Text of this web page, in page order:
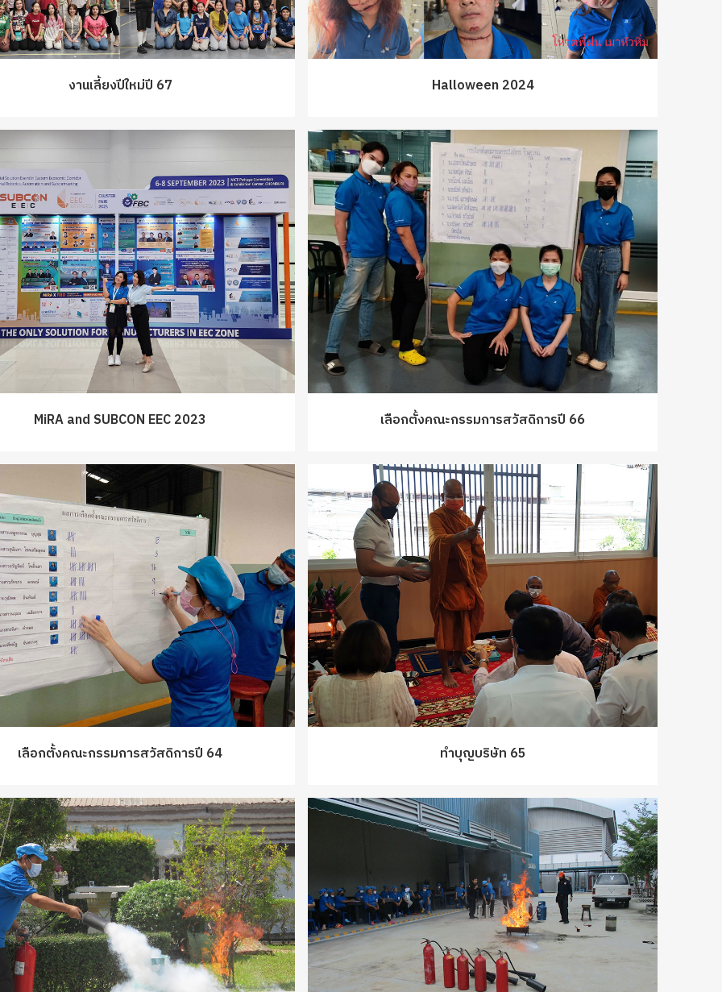
งานเลี้ยงปีใหม่ปี 67 Halloween 2024
MiRA and SUBCON EEC 2023 เลือกตั้งคณะกรรมการสวัสดิการปี 66
เลือกตั้งคณะกรรมการสวัสดิการปี 64 ทำบุญบริษัท 65